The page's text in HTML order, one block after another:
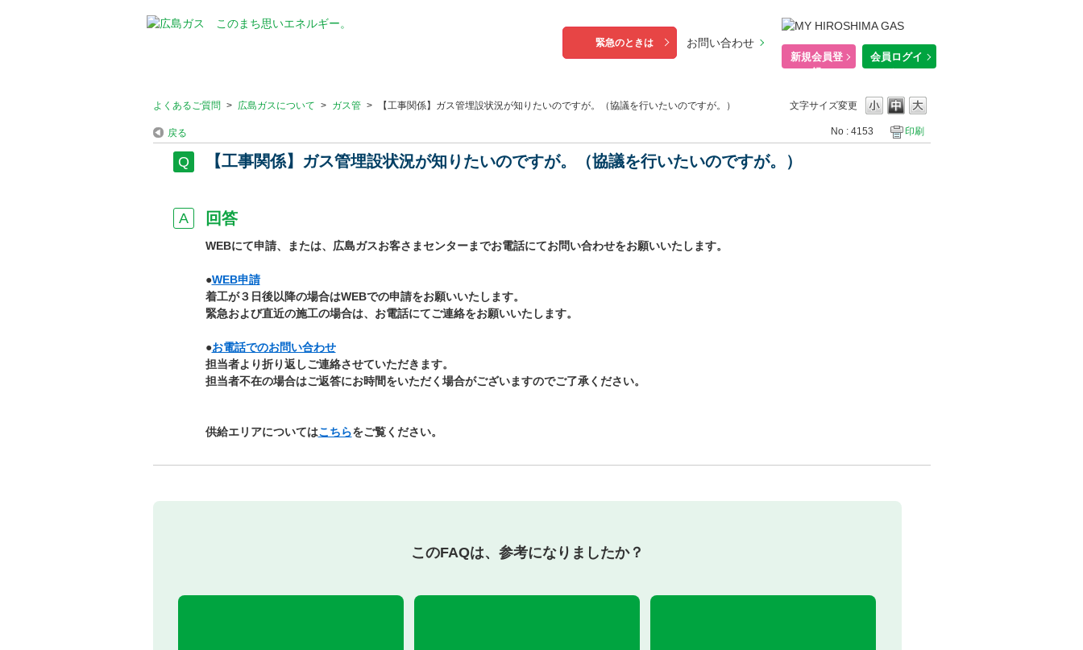
緊急のときは お問い合わせ
新規会員登
録
会員ログイ
ン
文字サイズ変更
よくあるご質問 > 広島ガスについて > ガス管 > 【工事関係】ガス管埋設状況が知りたいのですが。（協議を行いたいのですが。）
戻る No : 4153 印刷
【工事関係】ガス管埋設状況が知りたいのですが。（協議を行いたいのですが。）
回答
WEBにて申請、または、広島ガスお客さまセンターまでお電話にてお問い合わせをお願いいたします。
●WEB申請
着工が３日後以降の場合はWEBでの申請をお願いいたします。
緊急および直近の施工の場合は、お電話にてご連絡をお願いいたします。
●お電話でのお問い合わせ
担当者より折り返しご連絡させていただきます。
担当者不在の場合はご返答にお時間をいただく場合がございますのでご了承ください。
供給エリアについてはこちらをご覧ください。
このFAQは、参考になりましたか？